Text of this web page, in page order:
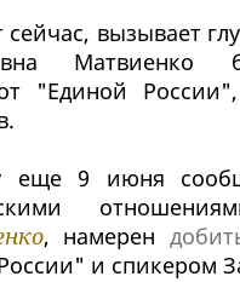
сейчас, вызывает
Матвиенко
от "Единой
еще 9 июня
, намерен
и спикером